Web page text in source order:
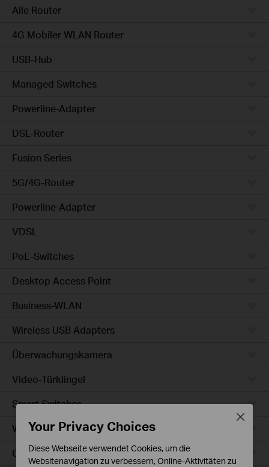
Alle Router
4G Mobiler WLAN Router
USB-Hub
Managed Switches
Powerline-Adapter
DSL-Router
Fusion Series
5G/4G-Router
Powerline-Adapter
VDSL
PoE-Switches
Desktop Access Point
Business-WLAN
Wireless USB Adapters
Überwachungskamera
Video-Türklingel
Smart Switches
WLAN-Steckdosen
Glühbirne & LED-Streifen
Your Privacy Choices
Diese Webseite verwendet Cookies, um die
Websitenavigation zu verbessern, Online-Aktivitäten zu
Close